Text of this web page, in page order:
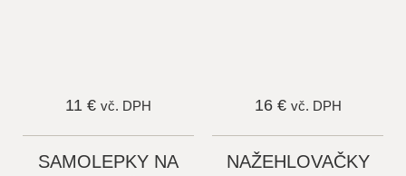
11 € vč. DPH 16 € vč. DPH
SAMOLEPKY NA
NAŽEHLOVAČKY